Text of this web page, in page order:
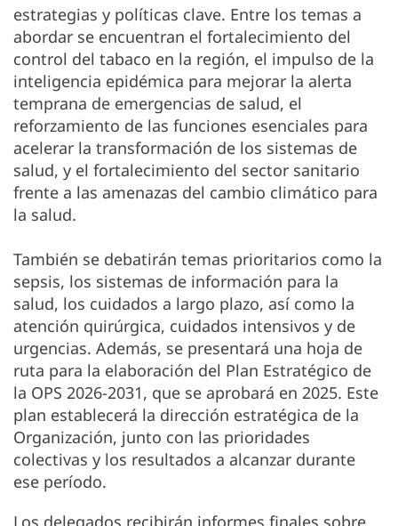
estrategias y políticas clave. Entre los temas a
abordar se encuentran el fortalecimiento del
control del tabaco en la región, el impulso de la
inteligencia epidémica para mejorar la alerta
temprana de emergencias de salud, el
reforzamiento de las funciones esenciales para
acelerar la transformación de los sistemas de
salud, y el fortalecimiento del sector sanitario
frente a las amenazas del cambio climático para
la salud.
También se debatirán temas prioritarios como la
sepsis, los sistemas de información para la
salud, los cuidados a largo plazo, así como la
atención quirúrgica, cuidados intensivos y de
urgencias. Además, se presentará una hoja de
ruta para la elaboración del Plan Estratégico de
la OPS 2026-2031, que se aprobará en 2025. Este
plan establecerá la dirección estratégica de la
Organización, junto con las prioridades
colectivas y los resultados a alcanzar durante
ese período.
Los delegados recibirán informes finales sobre